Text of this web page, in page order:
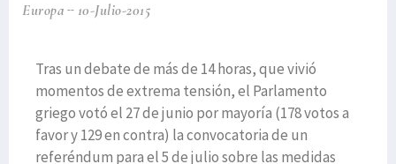
Europa 10-Julio-2015
Tras un debate de más de 14 horas, que vivió
momentos de extrema tensión, el Parlamento
griego votó el 27 de junio por mayoría (178 votos a
favor y 129 en contra) la convocatoria de un
referéndum para el 5 de julio sobre las medidas